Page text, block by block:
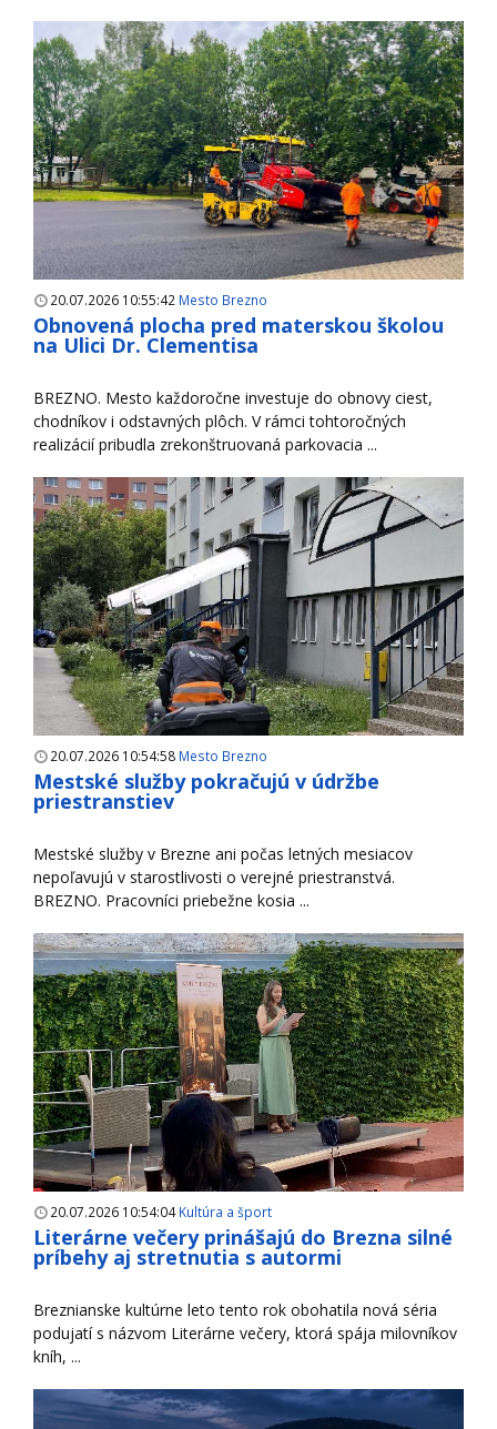
20.07.2026 10:55:42 Mesto Brezno
Obnovená plocha pred materskou školou
na Ulici Dr. Clementisa
BREZNO. Mesto každoročne investuje do obnovy ciest,
chodníkov i odstavných plôch. V rámci tohtoročných
realizácií pribudla zrekonštruovaná parkovacia ...
20.07.2026 10:54:58 Mesto Brezno
Mestské služby pokračujú v údržbe
priestranstiev
Mestské služby v Brezne ani počas letných mesiacov
nepoľavujú v starostlivosti o verejné priestranstvá.
BREZNO. Pracovníci priebežne kosia ...
20.07.2026 10:54:04Kultúra a šport
Literárne večery prinášajú do Brezna silné
príbehy aj stretnutia s autormi
Breznianske kultúrne leto tento rok obohatila nová séria
podujatí s názvom Literárne večery, ktorá spája milovníkov
kníh, ...